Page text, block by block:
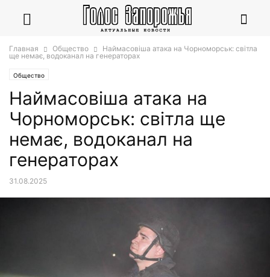
Главная Общество
Наймасовіша атака на Чорноморськ: світла
ще немає, водоканал на генераторах
Общество
Наймасовіша атака на
Чорноморськ: світла ще
немає, водоканал на
генераторах
31.08.2025